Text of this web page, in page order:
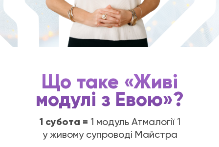
Що таке «Живі
модулі з Евою»?
1 субота = 1 модуль Атмалогії 1
у живому супроводі Майстра